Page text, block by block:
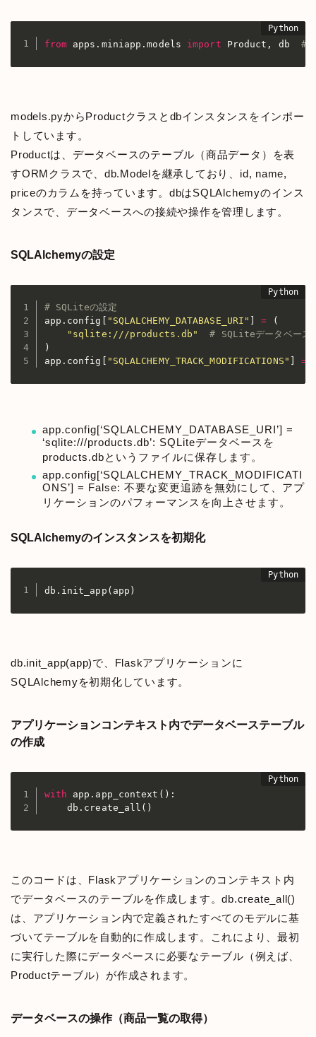
from apps . miniapp .models import Product , db #
models.pyからProductクラスとdbインスタンスをインポー
トしています。
Productは、データベースのテーブル（商品データ）を表
すORMクラスで、db.Modelを継承しており、id, name,
priceのカラムを持っています。dbはSQLAlchemyのインス
タンスで、データベースへの接続や操作を管理します。
SQLAlchemyの設定
# SQLiteの設定
app . config "SQLALCHEMY_DATABASE_URI" =
(
"sqlite:///products.db"
# SQLiteデータベース
)
app . config "SQLALCHEMY_TRACK_MODIFICATIONS" =
app.config[‘SQLALCHEMY_DATABASE_URI’] =
‘sqlite:///products.db’: SQLiteデータベースを
products.dbというファイルに保存します。
app.config[‘SQLALCHEMY_TRACK_MODIFICATI
ONS’] = False: 不要な変更追跡を無効にして、アプ
リケーションのパフォーマンスを向上させます。
SQLAlchemyのインスタンスを初期化
db . init_app ( app )
db.init_app(app)で、Flaskアプリケーションに
SQLAlchemyを初期化しています。
アプリケーションコンテキスト内でデータベーステーブル
の作成
with app . app_context ( ) :
    db
. create_all ( )
このコードは、Flaskアプリケーションのコンテキスト内
でデータベースのテーブルを作成します。db.create_all()
は、アプリケーション内で定義されたすべてのモデルに基
づいてテーブルを自動的に作成します。これにより、最初
に実行した際にデータベースに必要なテーブル（例えば、
Productテーブル）が作成されます。
データベースの操作（商品一覧の取得）